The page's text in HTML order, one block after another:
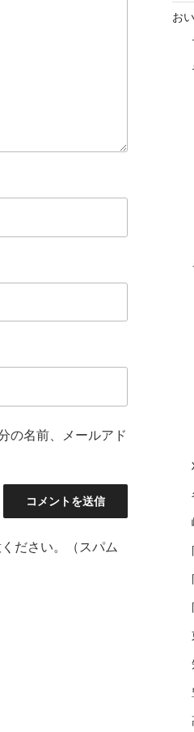
の名前、メールアド
ださい。（スパム
お